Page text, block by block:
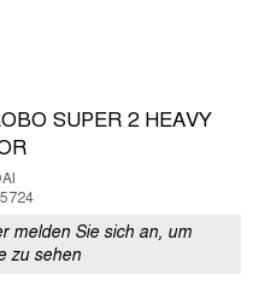
SUPER 2 HEAVY
melden Sie sich an, um
zu sehen